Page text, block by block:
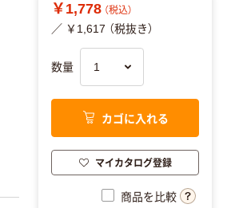
￥1,778 （税込）
／ ￥1,617 （税抜き）
数量
カゴに入れる
マイカタログ登録
商品を比較